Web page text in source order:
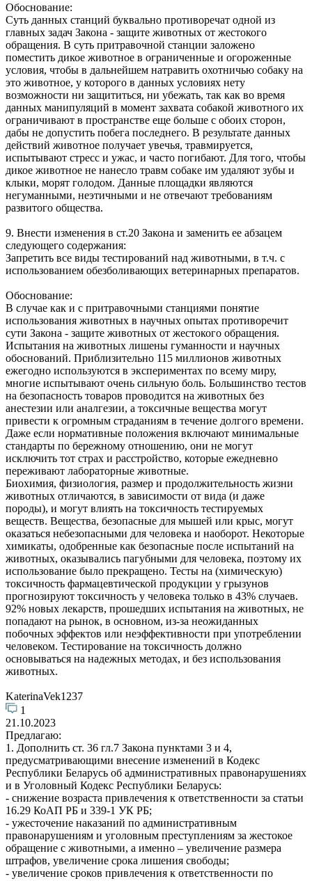
Обоснование:
Суть данных станций буквально противоречат одной из
главных задач Закона - защите животных от жестокого
обращения. В суть притравочной станции заложено
поместить дикое животное в ограниченные и огороженные
условия, чтобы в дальнейшем натравить охотничью собаку на
это животное, у которого в данных условиях нету
возможности ни защититься, ни убежать, так как во время
данных манипуляций в момент захвата собакой животного их
ограничивают в пространстве еще больше с обоих сторон,
дабы не допустить побега последнего. В результате данных
действий животное получает увечья, травмируется,
испытывают стресс и ужас, и часто погибают. Для того, чтобы
дикое животное не нанесло травм собаке им удаляют зубы и
клыки, морят голодом. Данные площадки являются
негуманными, неэтичными и не отвечают требованиям
развитого общества.
9. Внести изменения в ст.20 Закона и заменить ее абзацем
следующего содержания:
Запретить все виды тестирований над животными, в т.ч. с
использованием обезболивающих ветеринарных препаратов.
Обоснование:
В случае как и с притравочными станциями понятие
использования животных в научных опытах противоречит
сути Закона - защите животных от жестокого обращения.
Испытания на животных лишены гуманности и научных
обоснований. Приблизительно 115 миллионов животных
ежегодно используются в экспериментах по всему миру,
многие испытывают очень сильную боль. Большинство тестов
на безопасность товаров проводится на животных без
анестезии или аналгезии, а токсичные вещества могут
привести к огромным страданиям в течение долгого времени.
Даже если нормативные положения включают минимальные
стандарты по бережному отношению, они не могут
исключить тот страх и расстройство, которые ежедневно
переживают лабораторные животные.
Биохимия, физиология, размер и продолжительность жизни
животных отличаются, в зависимости от вида (и даже
породы), и могут влиять на токсичность тестируемых
веществ. Вещества, безопасные для мышей или крыс, могут
оказаться небезопасными для человека и наоборот. Некоторые
химикаты, одобренные как безопасные после испытаний на
животных, оказывались пагубными для человека, поэтому их
использование было прекращено. Тесты на (химическую)
токсичность фармацевтической продукции у грызунов
прогнозируют токсичность у человека только в 43% случаев.
92% новых лекарств, прошедших испытания на животных, не
попадают на рынок, в основном, из-за неожиданных
побочных эффектов или неэффективности при употреблении
человеком. Тестирование на токсичность должно
основываться на надежных методах, и без использования
животных.
KaterinaVek1237
1
21.10.2023
Предлагаю:
1. Дополнить ст. 36 гл.7 Закона пунктами 3 и 4,
предусматривающими внесение изменений в Кодекс
Республики Беларусь об административных правонарушениях
и в Уголовный Кодекс Республики Беларусь:
- снижение возраста привлечения к ответственности за статьи
16.29 КоАП РБ и 339-1 УК РБ;
- ужесточение наказаний по административным
правонарушениям и уголовным преступлениям за жестокое
обращение с животными, а именно – увеличение размера
штрафов, увеличение срока лишения свободы;
- увеличение сроков привлечения к ответственности по